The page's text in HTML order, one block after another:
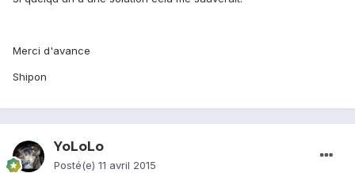
Merci d'avance
Shipon
YoLoLo
Posté(e) 11 avril 2015